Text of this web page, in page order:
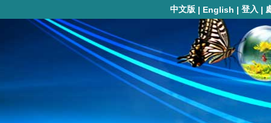
中文版 | English | 登入 |